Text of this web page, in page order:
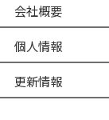
会社概要
個人情報
更新情報